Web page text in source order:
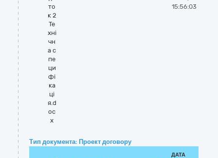
то
к 2
Те
хні
чн
а с
пе
ци
фі
ка
ці
я.d
oc
x
15:56:03
Тип документа: Проект договору
ДАТА